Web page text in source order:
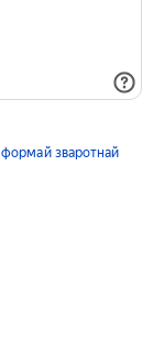
формай зваротнай